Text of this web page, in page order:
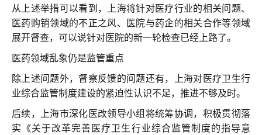
从上述举措可以看到，上海将针对医疗行业的相关问题、
医药购销领域的不正之风、医院与药企的相关合作等领域
展开督查，可以说针对医院的新一轮检查已经上路了。
医药领域乱象仍是监管重点
除上述问题外，督察反馈的问题还有，上海对医疗卫生行
业综合监管制度建设的紧迫性认识不足，推进不够及时。
后续，上海市深化医改领导小组将统筹协调，积极贯彻落
实《关于改革完善医疗卫生行业综合监管制度的指导意